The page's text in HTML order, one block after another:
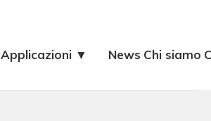
Applicazioni ▼ News Chi siamo